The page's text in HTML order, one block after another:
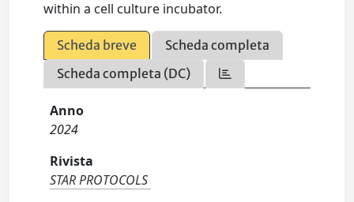
within a cell culture incubator.
Scheda breve
Scheda completa
Scheda completa (DC)
Anno
2024
Rivista
STAR PROTOCOLS